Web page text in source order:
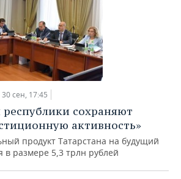
30 сен, 17:45
сохраняют
активность»
продукт Татарстана на будущий
в размере 5,3 трлн рублей